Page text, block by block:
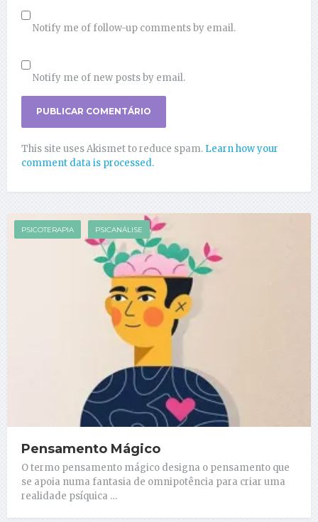
Notify me of follow-up comments by email.
Notify me of new posts by email.
This site uses Akismet to reduce spam. Learn how your
comment data is processed.
PSICOTERAPIA PSICANÁLISE
Pensamento Mágico
O termo pensamento mágico designa o pensamento que
se apoia numa fantasia de omnipotência para criar uma
realidade psíquica …